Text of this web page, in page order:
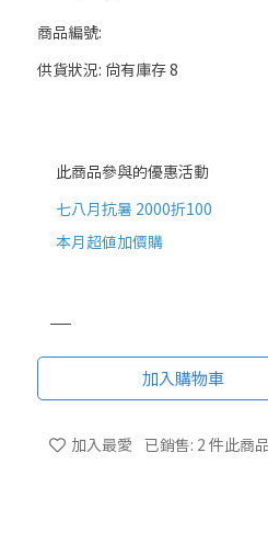
商品編號:
供貨狀況: 尚有庫存 8
此商品參與的優惠活動
七八月抗暑 2000折100
本月超值加價購
加入購物車
加入最愛 已銷售: 2 件此商